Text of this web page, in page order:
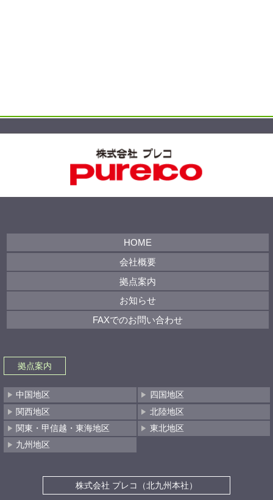
HOME
会社概要
拠点案内
お知らせ
FAXでのお問い合わせ
拠点案内
中国地区
四国地区
関西地区
北陸地区
関東・甲信越・東海地区
東北地区
九州地区
株式会社 プレコ（北九州本社）